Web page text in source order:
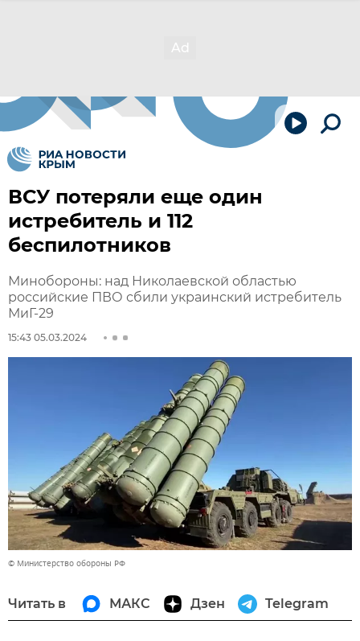
ВСУ потеряли еще один
истребитель и 112
беспилотников
Минобороны: над Николаевской областью
российские ПВО сбили украинский истребитель
МиГ-29
15:43 05.03.2024
© Министерство обороны РФ
Читать в МАКС Дзен Telegram